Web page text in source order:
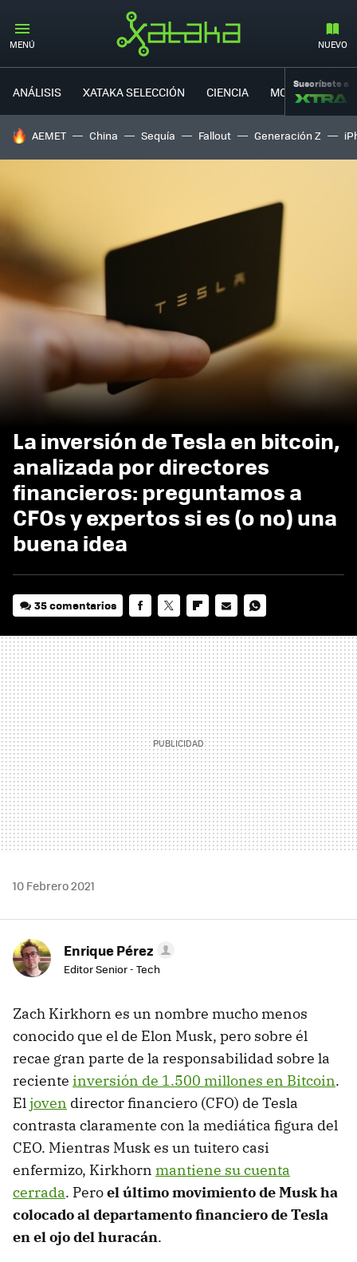
MENÚ NUEVO
ANÁLISIS XATAKA SELECCIÓN CIENCIA MOVILIDAD
Suscríbete a
HOY SE HABLA DE
AEMET China Sequía Fallout Generación Z
La inversión de Tesla en bitcoin,
analizada por directores
financieros: preguntamos a
CFOs y expertos si es (o no) una
buena idea
35 comentarios
MAIL
10 Febrero 2021
Enrique Pérez
Editor Senior - Tech
Zach Kirkhorn es un nombre mucho menos
conocido que el de Elon Musk, pero sobre él
recae gran parte de la responsabilidad sobre la
reciente inversión de 1.500 millones en Bitcoin.
Eljoven director financiero (CFO) de Tesla
contrasta claramente con la mediática figura del
CEO. Mientras Musk es un tuitero casi
enfermizo, Kirkhorn mantiene su cuenta
cerrada. Peroel último movimiento de Musk ha
colocado al departamento financiero de Tesla
en el ojo del huracán.